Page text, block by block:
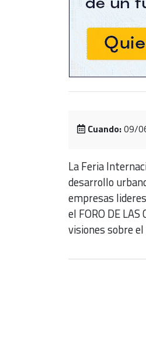
Cuando:09/
La Feria
desarrollo
empresas
el FORO DE
visiones sobre